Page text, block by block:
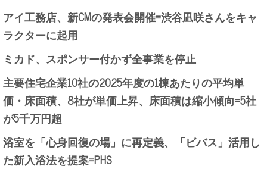
アイ工務店、新CMの発表会開催=渋谷凪咲さんをキャ
ラクターに起用
ミカド、スポンサー付かず全事業を停止
主要住宅企業10社の2025年度の1棟あたりの平均単
価・床面積、8社が単価上昇、床面積は縮小傾向=5社
が5千万円超
浴室を「心身回復の場」に再定義、「ビバス」活用し
た新入浴法を提案=PHS